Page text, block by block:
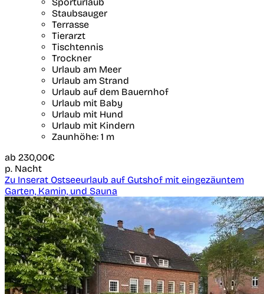
Staubsauger
Terrasse
Tierarzt
Tischtennis
Trockner
Urlaub am Meer
Urlaub am Strand
Urlaub auf dem Bauernhof
Urlaub mit Baby
Urlaub mit Hund
Urlaub mit Kindern
Zaunhöhe: 1 m
ab 230,00€
p. Nacht
Zu Inserat Ostseeurlaub auf Gutshof mit eingezäuntem
Garten, Kamin, und Sauna